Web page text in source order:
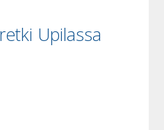
Upilassa